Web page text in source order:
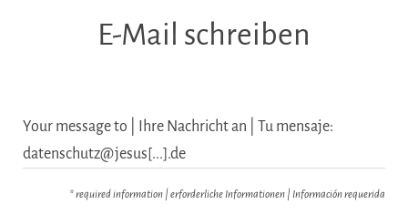
E-Mail schreiben
Your message to | Ihre Nachricht an | Tu mensaje:
datenschutz@jesus[...].de
* required information | erforderliche Informationen | Información requerida